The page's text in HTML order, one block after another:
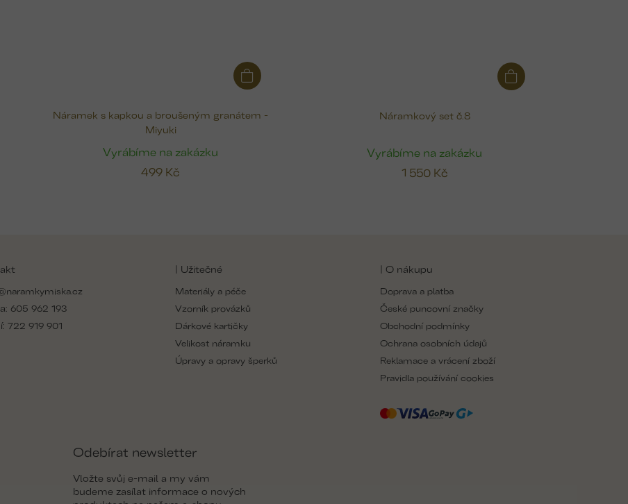
Náramek s kapkou a broušeným granátem -
Miyuki
Vyrábíme na zakázku
499 Kč
Náramkový set č.8
Vyrábíme na zakázku
1 550 Kč
605 962 193
722 919 901
| Užitečné
Materiály a péče
Vzorník provázků
Dárkové kartičky
Velikost náramku
Úpravy a opravy šperků
| O nákupu
Doprava a platba
České puncovní značky
Obchodní podmínky
Ochrana osobních údajů
Reklamace a vrácení zboží
Pravidla používání cookies
Odebírat newsletter
Vložte svůj e-mail a my vám
budeme zasílat informace o nových